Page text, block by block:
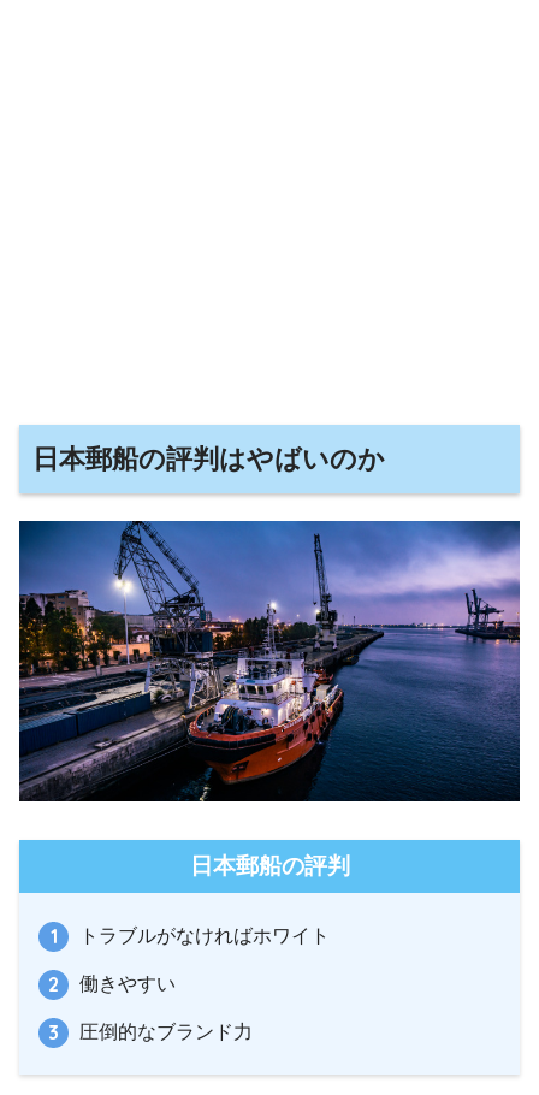
日本郵船の評判はやばいのか
日本郵船の評判
トラブルがなければホワイト
働きやすい
圧倒的なブランド力